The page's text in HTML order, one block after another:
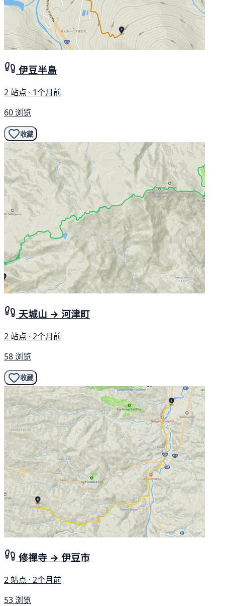
伊豆半島
2 站点 · 1个月前
60 浏览
收藏
天城山 → 河津町
2 站点 · 2个月前
58 浏览
收藏
修禪寺 → 伊豆市
2 站点 · 2个月前
53 浏览